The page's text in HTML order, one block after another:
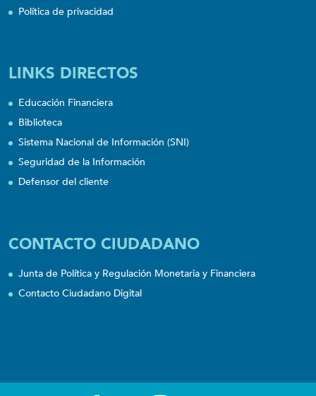
Política de privacidad
LINKS DIRECTOS
Educación Financiera
Biblioteca
Sistema Nacional de Información (SNI)
Seguridad de la Información
Defensor del cliente
CONTACTO CIUDADANO
Junta de Política y Regulación Monetaria y Financiera
Contacto Ciudadano Digital